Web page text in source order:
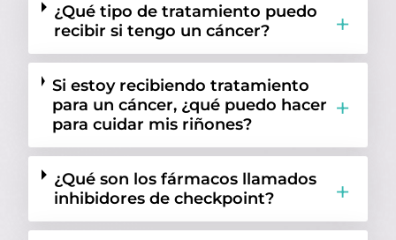
07
Salud emocional
¿Qué tipo de tratamiento puedo
recibir si tengo un cáncer?
Si estoy recibiendo tratamiento
para un cáncer, ¿qué puedo hacer
para cuidar mis riñones?
¿Qué son los fármacos llamados
inhibidores de checkpoint?